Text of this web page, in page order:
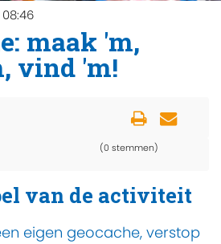
maak 'm,
vind 'm!
(0 stemmen)
van de activiteit
eigen geocache, verstop